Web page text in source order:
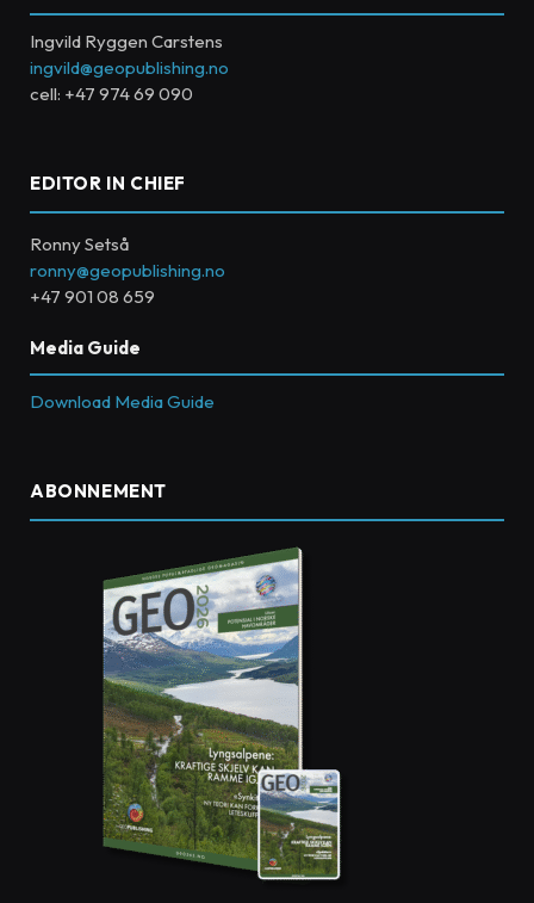
Ingvild Ryggen Carstens
ingvild@geopublishing.no
cell: +47 974 69 090
EDITOR IN CHIEF
Ronny Setså
ronny@geopublishing.no
+47 901 08 659
Media Guide
Download Media Guide
ABONNEMENT